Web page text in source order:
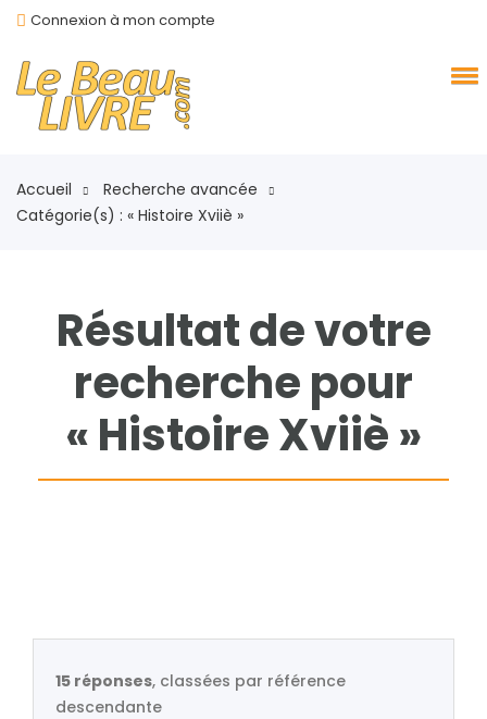
Connexion à mon compte
Accueil
Recherche avancée
Catégorie(s) : « Histoire Xviiè »
Résultat de votre
recherche pour
« Histoire Xviiè »
15 réponses, classées par référence
descendante